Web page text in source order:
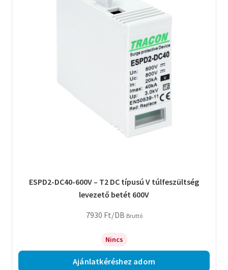
ESPD2-DC40-600V – T2 DC típusú V túlfeszültség
levezető betét 600V
7930 Ft/DB Bruttó
Nincs
Ajánlatkéréshez adom